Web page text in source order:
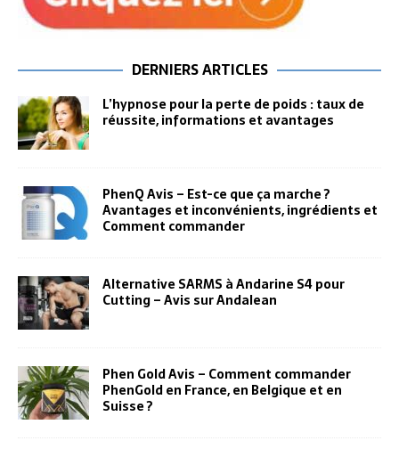
DERNIERS ARTICLES
L’hypnose pour la perte de poids : taux de
réussite, informations et avantages
PhenQ Avis – Est-ce que ça marche ?
Avantages et inconvénients, ingrédients et
Comment commander
Alternative SARMS à Andarine S4 pour
Cutting – Avis sur Andalean
Phen Gold Avis – Comment commander
PhenGold en France, en Belgique et en
Suisse ?